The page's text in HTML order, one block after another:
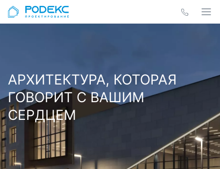
АРХИТЕКТУРА, КОТОРАЯ
ГОВОРИТ С ВАШИМ
СЕРДЦЕМ